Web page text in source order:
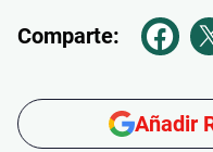
Comparte:
Añadir